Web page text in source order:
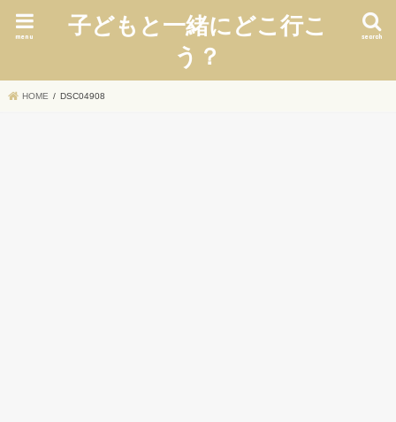
子どもと一緒にどこ行こ
う？
search
menu
HOME DSC04908